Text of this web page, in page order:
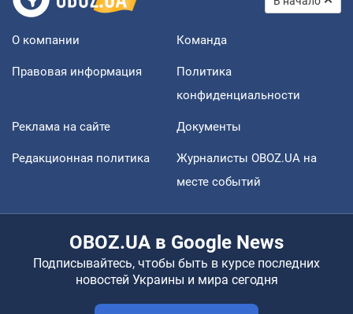
О компании Команда
Правовая информация
Политика
конфиденциальности
Реклама на сайте Документы
Редакционная политика
Журналисты OBOZ.UA на
месте событий
OBOZ.UA в Google News
Подписывайтесь, чтобы быть в курсе последних
новостей Украины и мира сегодня